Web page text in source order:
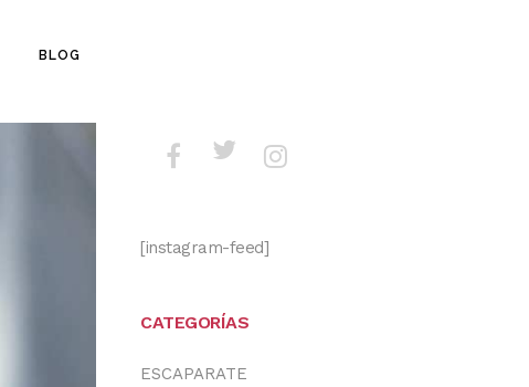
BLOG
[instagram-feed]
CATEGORÍAS
ESCAPARATE